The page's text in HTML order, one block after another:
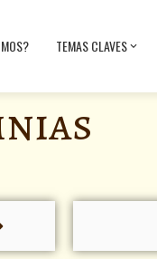
TEMAS CLAVES